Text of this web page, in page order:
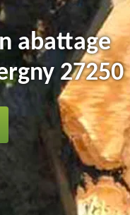
abattage
27250